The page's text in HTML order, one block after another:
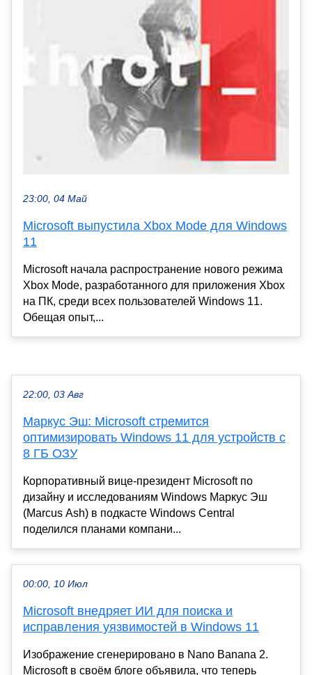
23:00, 04 Май
Microsoft выпустила Xbox Mode для Windows
11
Microsoft начала распространение нового режима
Xbox Mode, разработанного для приложения Xbox
на ПК, среди всех пользователей Windows 11.
Обещая опыт,...
22:00, 03 Авг
Маркус Эш: Microsoft стремится
оптимизировать Windows 11 для устройств с
8 ГБ ОЗУ
Корпоративный вице-президент Microsoft по
дизайну и исследованиям Windows Маркус Эш
(Marcus Ash) в подкасте Windows Central
поделился планами компани...
00:00, 10 Июл
Microsoft внедряет ИИ для поиска и
исправления уязвимостей в Windows 11
Изображение сгенерировано в Nano Banana 2.
Microsoft в своём блоге объявила, что теперь